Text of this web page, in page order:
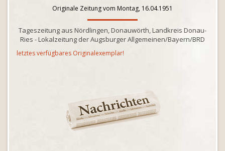
Originale Zeitung vom Montag, 16.04.1951
Tageszeitung aus Nördlingen, Donauwörth, Landkreis Donau-
Ries - Lokalzeitung der Augsburger Allgemeinen/Bayern/BRD
letztes verfügbares Originalexemplar!